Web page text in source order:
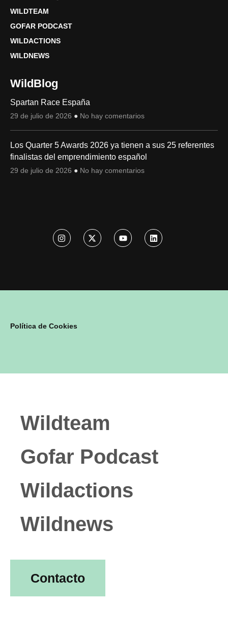
WILDTEAM
GOFAR PODCAST
WILDACTIONS
WILDNEWS
WildBlog
Spartan Race España
29 de julio de 2026 No hay comentarios
Los Quarter 5 Awards 2026 ya tienen a sus 25 referentes
finalistas del emprendimiento español
29 de julio de 2026 No hay comentarios
Política de Cookies
Wildteam
Gofar Podcast
Wildactions
Wildnews
Contacto